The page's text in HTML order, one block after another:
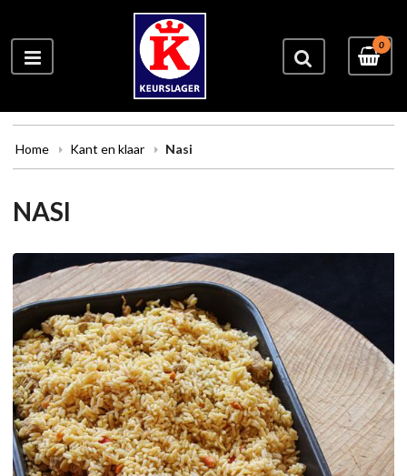
0
Home Kant en klaar Nasi
NASI